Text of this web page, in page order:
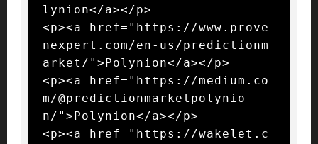
lynion</a></p>
<p><a href="https://www.prove
nexpert.com/en-us/predictionm
arket/">Polynion</a></p>
<p><a href="https://medium.co
m/@predictionmarketpolynio
n/">Polynion</a></p>
<p><a href="https://wakelet.c